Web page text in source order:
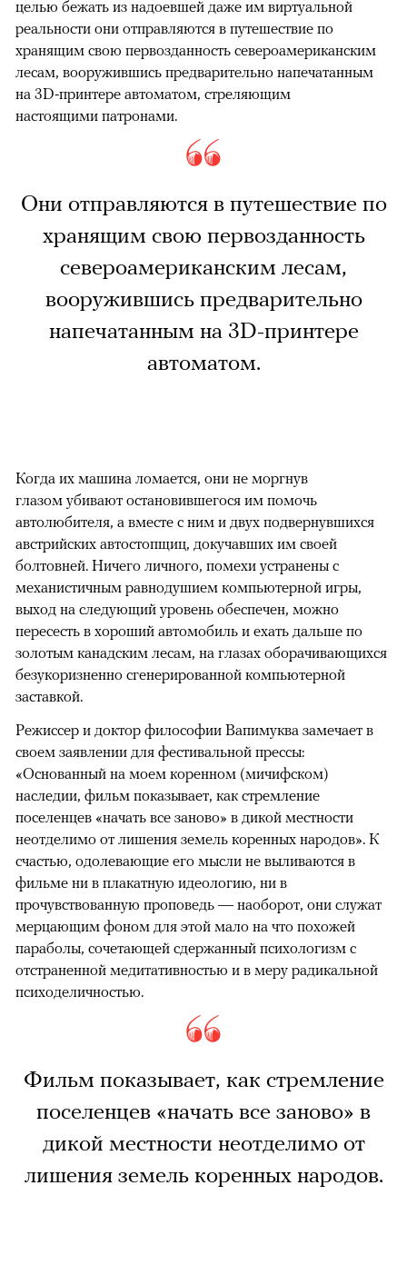
целью бежать из надоевшей даже им виртуальной
реальности они отправляются в путешествие по
хранящим свою первозданность североамериканским
лесам, вооружившись предварительно напечатанным
на 3D-принтере автоматом, стреляющим
настоящими патронами.
Они отправляются в путешествие по
хранящим свою первозданность
североамериканским лесам,
вооружившись предварительно
напечатанным на 3D-принтере
автоматом.
Когда их машина ломается, они не моргнув
глазом убивают остановившегося им помочь
автолюбителя, а вместе с ним и двух подвернувшихся
австрийских автостопщиц, докучавших им своей
болтовней. Ничего личного, помехи устранены с
механистичным равнодушием компьютерной игры,
выход на следующий уровень обеспечен, можно
пересесть в хороший автомобиль и ехать дальше по
золотым канадским лесам, на глазах оборачивающихся
безукоризненно сгенерированной компьютерной
заставкой.
Режиссер и доктор философии Вапимуква замечает в
своем заявлении для фестивальной прессы:
«Основанный на моем коренном (мичифском)
наследии, фильм показывает, как стремление
поселенцев «начать все заново» в дикой местности
неотделимо от лишения земель коренных народов». К
счастью, одолевающие его мысли не выливаются в
фильме ни в плакатную идеологию, ни в
прочувствованную проповедь — наоборот, они служат
мерцающим фоном для этой мало на что похожей
параболы, сочетающей сдержанный психологизм с
отстраненной медитативностью и в меру радикальной
психоделичностью.
Фильм показывает, как стремление
поселенцев «начать все заново» в
дикой местности неотделимо от
лишения земель коренных народов.